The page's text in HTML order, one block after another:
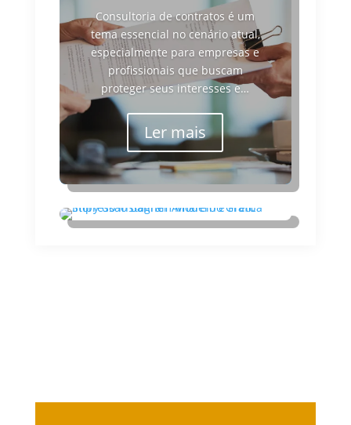
Consultoria de contratos é um
tema essencial no cenário atual,
especialmente para empresas e
profissionais que buscam
proteger seus interesses e…
Ler mais